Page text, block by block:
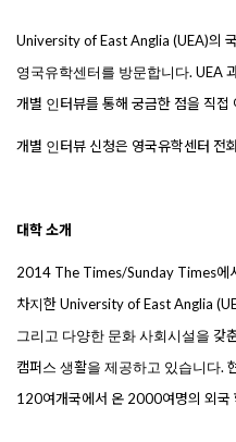
University of East Anglia (UEA)의
영국유학센터를 방문합니다. UEA
개별 인터뷰를 통해 궁금한 점을 직접
개별 인터뷰 신청은 영국유학센터 전
대학소개
2014 The Times/Sunday Times에
차지한University of East Anglia
그리고 다양한 문화사회시설을 갖
캠퍼스 생활을 제공하고 있습니다.
120여개국에서 온 2000여명의 외국